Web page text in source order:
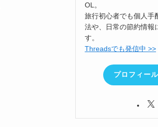
OL。
旅行初心者でも個人手
法や、日常の節約情報
す。
Threadsでも発信中 >>
プロフィー